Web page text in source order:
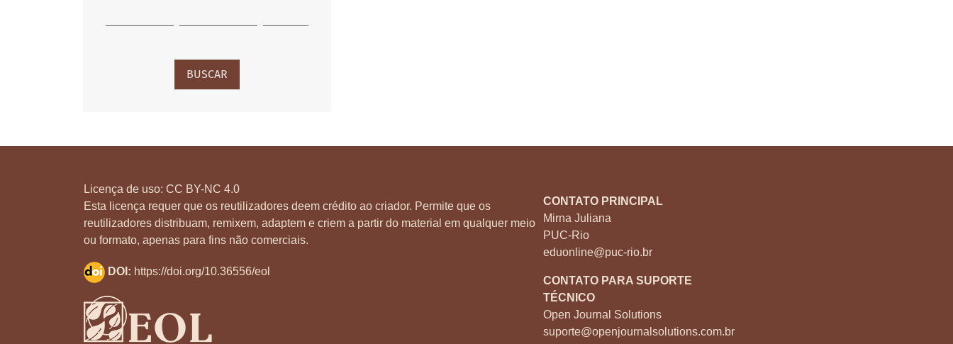
BUSCAR
Licença de uso: CC BY-NC 4.0
Esta licença requer que os reutilizadores deem crédito ao criador. Permite que os
reutilizadores distribuam, remixem, adaptem e criem a partir do material em qualquer meio
ou formato, apenas para fins não comerciais.
CONTATO PRINCIPAL
Mirna Juliana
PUC-Rio
eduonline@puc-rio.br
CONTATO PARA SUPORTE
TÉCNICO
Open Journal Solutions
suporte@openjournalsolutions.com.br
DOI: https://doi.org/10.36556/eol